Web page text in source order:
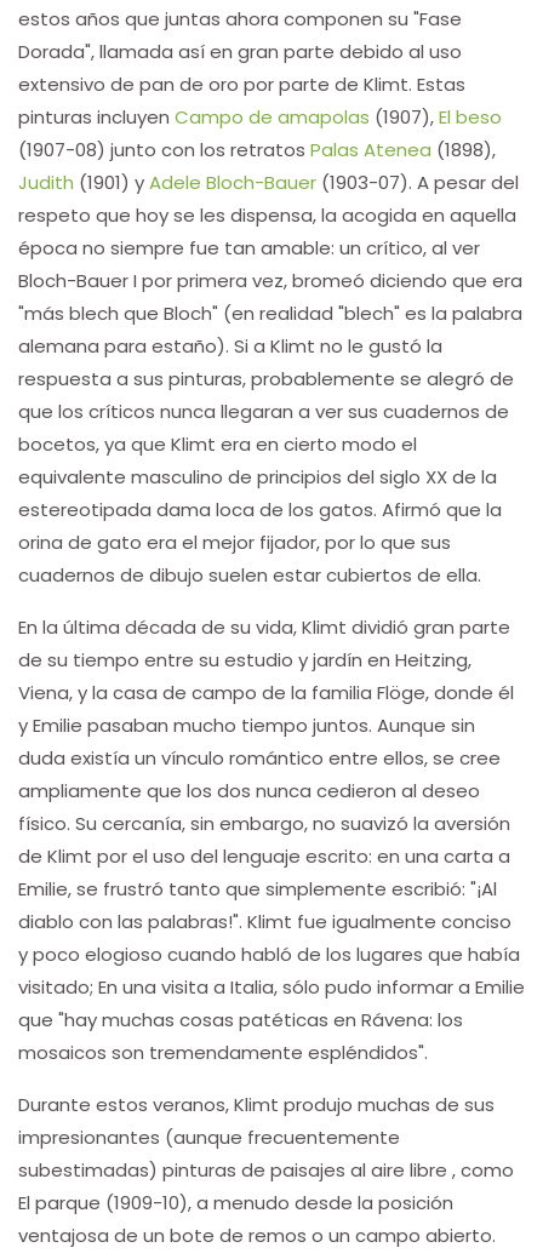
estos años que juntas ahora componen su "Fase
Dorada", llamada así en gran parte debido al uso
extensivo de pan de oro por parte de Klimt. Estas
pinturas incluyen Campo de amapolas (1907),El beso
(1907-08) junto con los retratos Palas Atenea (1898),
Judith (1901) yAdele Bloch-Bauer (1903-07). A pesar del
respeto que hoy se les dispensa, la acogida en aquella
época no siempre fue tan amable: un crítico, al ver
Bloch-Bauer I por primera vez, bromeó diciendo que era
"más blech que Bloch" (en realidad "blech" es la palabra
alemana para estaño). Si a Klimt no le gustó la
respuesta a sus pinturas, probablemente se alegró de
que los críticos nunca llegaran a ver sus cuadernos de
bocetos, ya que Klimt era en cierto modo el
equivalente masculino de principios del siglo XX de la
estereotipada dama loca de los gatos. Afirmó que la
orina de gato era el mejor fijador, por lo que sus
cuadernos de dibujo suelen estar cubiertos de ella.
En la última década de su vida, Klimt dividió gran parte
de su tiempo entre su estudio y jardín en Heitzing,
Viena, y la casa de campo de la familia Flöge, donde él
y Emilie pasaban mucho tiempo juntos. Aunque sin
duda existía un vínculo romántico entre ellos, se cree
ampliamente que los dos nunca cedieron al deseo
físico. Su cercanía, sin embargo, no suavizó la aversión
de Klimt por el uso del lenguaje escrito: en una carta a
Emilie, se frustró tanto que simplemente escribió: "¡Al
diablo con las palabras!". Klimt fue igualmente conciso
y poco elogioso cuando habló de los lugares que había
visitado; En una visita a Italia, sólo pudo informar a Emilie
que "hay muchas cosas patéticas en Rávena: los
mosaicos son tremendamente espléndidos".
Durante estos veranos, Klimt produjo muchas de sus
impresionantes (aunque frecuentemente
subestimadas) pinturas de paisajes al aire libre , como
El parque (1909-10), a menudo desde la posición
ventajosa de un bote de remos o un campo abierto.